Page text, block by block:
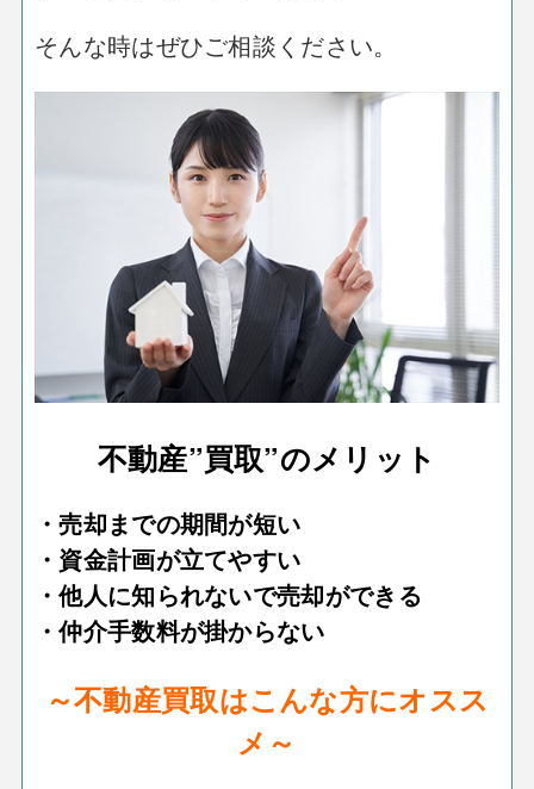
そんな時はぜひご相談ください。
不動産”買取”のメリット
・売却までの期間が短い
・資金計画が立てやすい
・他人に知られないで売却ができる
・仲介手数料が掛からない
～不動産買取はこんな方にオスス
メ～